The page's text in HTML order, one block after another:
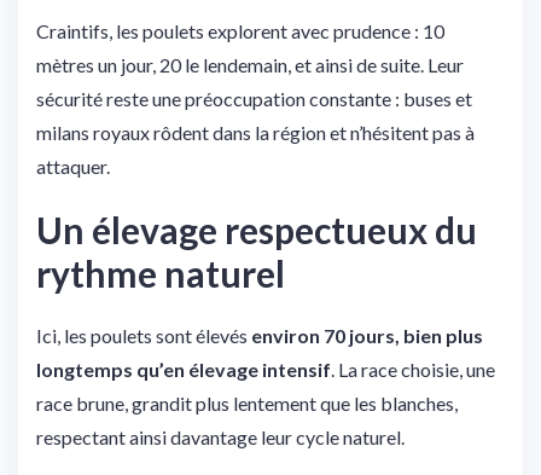
Craintifs, les poulets explorent avec prudence : 10
mètres un jour, 20 le lendemain, et ainsi de suite. Leur
sécurité reste une préoccupation constante : buses et
milans royaux rôdent dans la région et n’hésitent pas à
attaquer.
Un élevage respectueux du
rythme naturel
Ici, les poulets sont élevés environ 70 jours, bien plus
longtemps qu’en élevage intensif. La race choisie, une
race brune, grandit plus lentement que les blanches,
respectant ainsi davantage leur cycle naturel.